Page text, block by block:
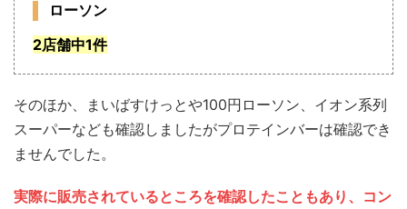
ローソン
2店舗中1件
そのほか、まいばすけっとや100円ローソン、イオン系列
スーパーなども確認しましたがプロテインバーは確認でき
ませんでした。
実際に販売されているところを確認したこともあり、コン